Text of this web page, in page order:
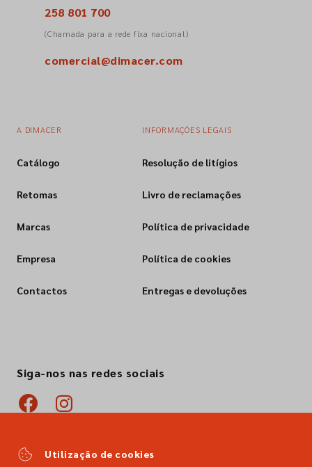
258 801 700
(Chamada para a rede fixa nacional)
comercial@dimacer.com
A DIMACER
Catálogo
Retomas
Marcas
Empresa
Contactos
INFORMAÇÕES LEGAIS
Resolução de litígios
Livro de reclamações
Política de privacidade
Política de cookies
Entregas e devoluções
Siga-nos nas redes sociais
Utilização de cookies